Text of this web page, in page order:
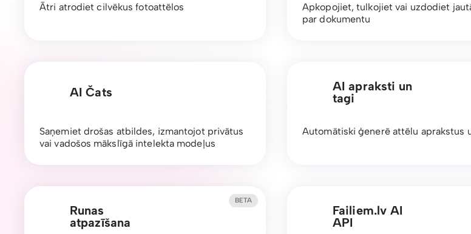
Apkopojiet, tulkojiet vai uzdodiet
par dokumentu
AI Čats
Saņemiet drošas atbildes, izmantojot privātus
vai vadošos mākslīgā intelekta modeļus
AI apraksti un
tagi
Automātiski ģenerē attēlu aprakstus
Runas
atpazīšana
BETA
Ātri atrodiet cilvēkus fotoattēlos
Failiem.lv AI
API